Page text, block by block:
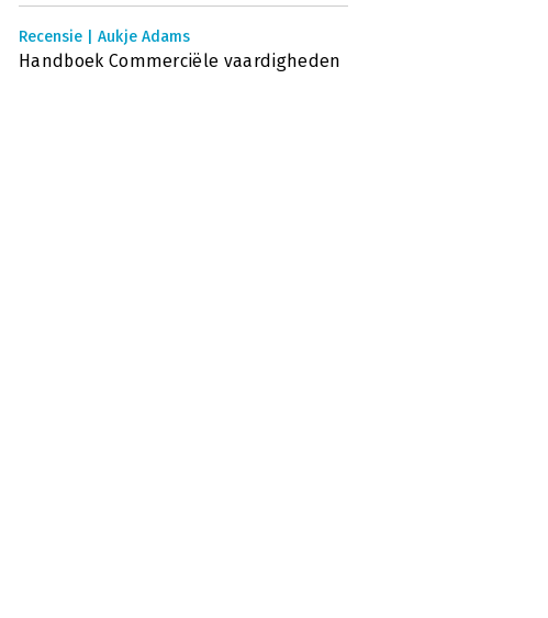
Recensie | Aukje Adams
Handboek Commerciële vaardigheden